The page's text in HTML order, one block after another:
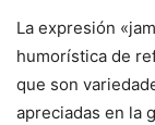
La expresión
humorística de
que son
apreciadas en la